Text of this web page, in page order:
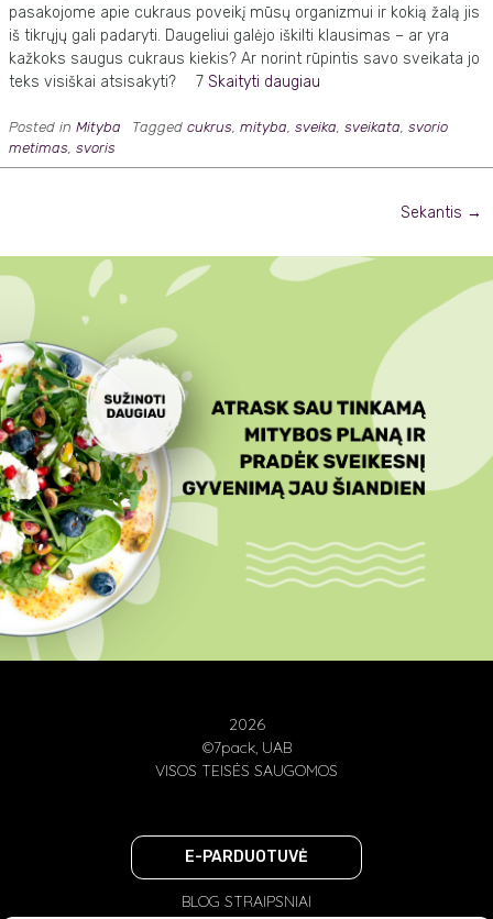
pasakojome apie cukraus poveikį mūsų organizmui ir kokią žalą jis
iš tikrųjų gali padaryti. Daugeliui galėjo iškilti klausimas – ar yra
kažkoks saugus cukraus kiekis? Ar norint rūpintis savo sveikata jo
teks visiškai atsisakyti? ⠀ 7 Skaityti daugiau
Posted in Mityba Tagged cukrus, mityba, sveika, sveikata, svorio
metimas, svoris
Sekantis →
2026
©7pack, UAB
VISOS TEISĖS SAUGOMOS
E-PARDUOTUVĖ
BLOG STRAIPSNIAI